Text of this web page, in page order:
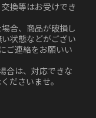
換等はお受けでき
合、商品が破損し
状態などがござい
ご連絡をお願いい
合は、対応できな
ださいませ。